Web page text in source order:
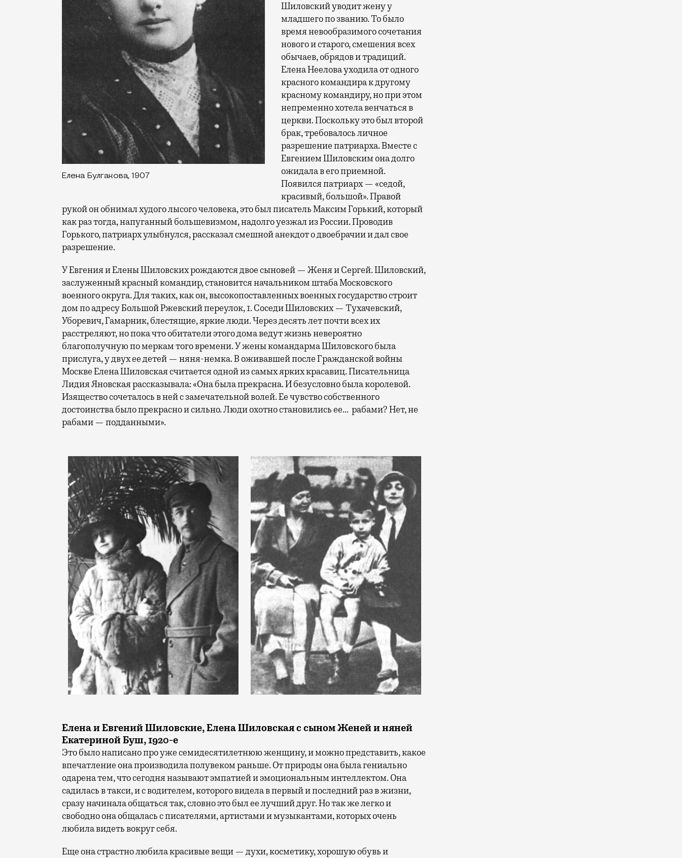
Елена Булгакова, 1907
Шиловский уводит жену у
младшего по званию. То было
время невообразимого сочетания
нового и старого, смешения всех
обычаев, обрядов и традиций.
Елена Неелова уходила от одного
красного командира к другому
красному командиру, но при этом
непременно хотела венчаться в
церкви. Поскольку это был второй
брак, требовалось личное
разрешение патриарха. Вместе с
Евгением Шиловским она долго
ожидала в его приемной.
Появился патриарх — «седой,
красивый, большой». Правой
рукой он обнимал худого лысого человека, это был писатель Максим Горький, который
как раз тогда, напуганный большевизмом, надолго уезжал из России. Проводив
Горького, патриарх улыбнулся, рассказал смешной анекдот о двоебрачии и дал свое
разрешение.
У Евгения и Елены Шиловских рождаются двое сыновей — Женя и Сергей. Шиловский,
заслуженный красный командир, становится начальником штаба Московского
военного округа. Для таких, как он, высокопоставленных военных государство строит
дом по адресу Большой Ржевский переулок, 1. Соседи Шиловских — Тухачевский,
Уборевич, Гамарник, блестящие, яркие люди. Через десять лет почти всех их
расстреляют, но пока что обитатели этого дома ведут жизнь невероятно
благополучную по меркам того времени. У жены командарма Шиловского была
прислуга, у двух ее детей — няня-немка. В оживавшей после Гражданской войны
Москве Елена Шиловская считается одной из самых ярких красавиц. Писательница
Лидия Яновская рассказывала: «Она была прекрасна. И безусловно была королевой.
Изящество сочеталось в ней с замечательной волей. Ее чувство собственного
достоинства было прекрасно и сильно. Люди охотно становились ее… рабами? Нет, не
рабами — подданными».
Елена и Евгений Шиловские, Елена Шиловская с сыном Женей и няней
Екатериной Буш, 1920-е
Это было написано про уже семидесятилетнюю женщину, и можно представить, какое
впечатление она производила полувеком раньше. От природы она была гениально
одарена тем, что сегодня называют эмпатией и эмоциональным интеллектом. Она
садилась в такси, и с водителем, которого видела в первый и последний раз в жизни,
сразу начинала общаться так, словно это был ее лучший друг. Но так же легко и
свободно она общалась с писателями, артистами и музыкантами, которых очень
любила видеть вокруг себя.
Еще она страстно любила красивые вещи — духи, косметику, хорошую обувь и